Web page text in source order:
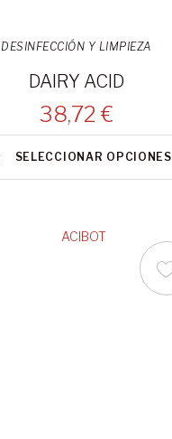
DESINFECCIÓN Y LIMPIEZA
DAIRY ACID
38,72 €
SELECCIONAR OPCIONES